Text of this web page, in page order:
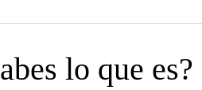
lo que es?